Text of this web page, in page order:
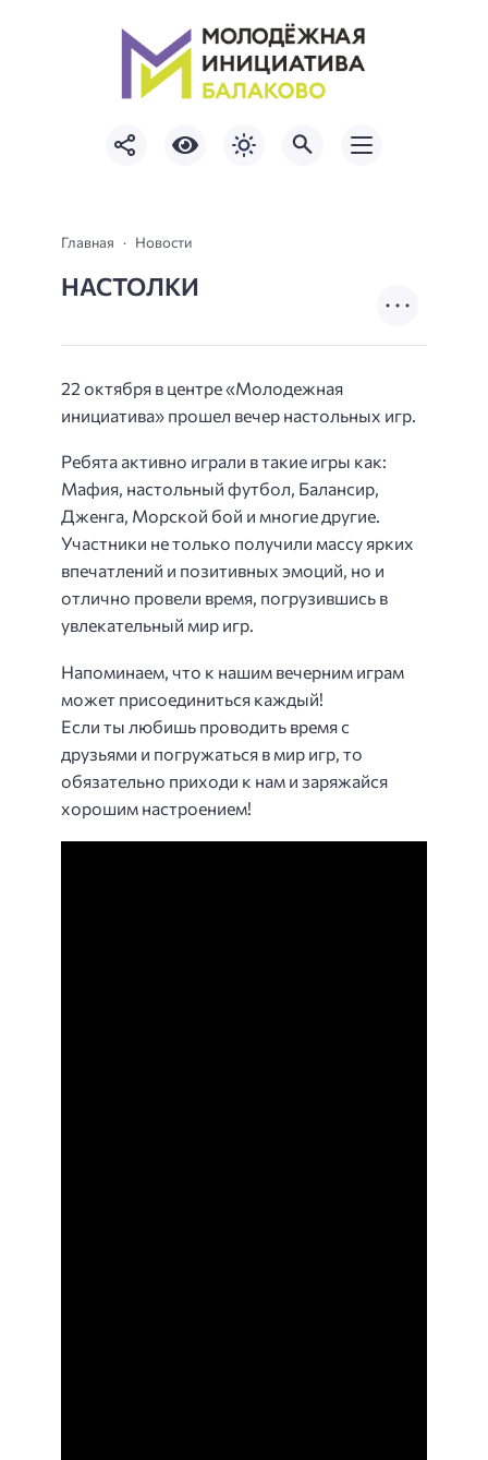
Главная Новости
НАСТОЛКИ
22 октября в центре «Молодежная
инициатива» прошел вечер настольных игр.
Ребята активно играли в такие игры как:
Мафия, настольный футбол, Балансир,
Дженга, Морской бой и многие другие.
Участники не только получили массу ярких
впечатлений и позитивных эмоций, но и
отлично провели время, погрузившись в
увлекательный мир игр.
Напоминаем, что к нашим вечерним играм
может присоединиться каждый!
Если ты любишь проводить время с
друзьями и погружаться в мир игр, то
обязательно приходи к нам и заряжайся
хорошим настроением!